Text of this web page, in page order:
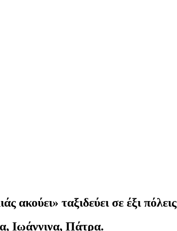
ακούει» ταξιδεύει σε έξι πόλεις
Ιωάννινα, Πάτρα.